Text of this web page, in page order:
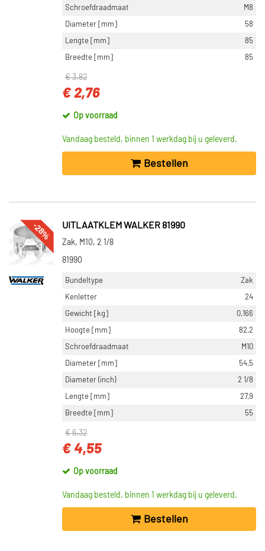
Schroefdraadmaat
M8
Diameter [mm]
58
Lengte [mm]
85
Breedte [mm]
85
€ 3,82
€ 2,76
Op voorraad
Vandaag besteld, binnen 1 werkdag bij u geleverd.
Bestellen
-28% UITLAATKLEM WALKER 81990
Zak, M10, 2 1/8
81990
Bundeltype
Zak
Kenletter
24
Gewicht [kg]
0,166
Hoogte [mm]
82,2
Schroefdraadmaat
M10
Diameter [mm]
54,5
Diameter (inch)
2 1/8
Lengte [mm]
27,9
Breedte [mm]
55
€ 6,32
€ 4,55
Op voorraad
Vandaag besteld, binnen 1 werkdag bij u geleverd.
Bestellen